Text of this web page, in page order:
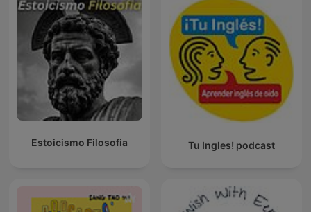
Estoicismo Filosofia Tu Ingles! podcast